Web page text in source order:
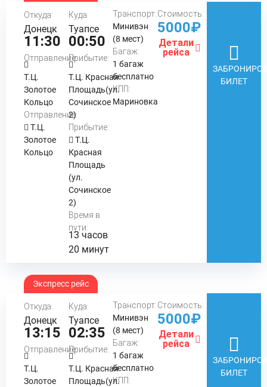
Откуда:
Донецк
11:30
Отправление:
Т.Ц.
Золотое
Кольцо
Отправление:
Т.Ц.
Золотое
Кольцо
Куда:
Туапсе
00:50
Прибытие:
Т.Ц. Красная
Площадь(ул.
Сочинское
2)
Прибытие:
Т.Ц.
Красная
Площадь
(ул.
Сочинское
2)
Время в
пути:
13 часов
20 минут
Транспорт:
Минивэн
(8 мест)
Багаж:
1 багаж
бесплатно
КПП:
Мариновка
Стоимость:
5000₽
Детали
рейса
БИЛЕТ
Экспресс рейс
Откуда:
Донецк
13:15
Отправление:
Т.Ц.
Золотое
Куда:
Туапсе
02:35
Прибытие:
Т.Ц. Красная
Площадь(ул.
Транспорт:
Минивэн
(8 мест)
Багаж:
1 багаж
бесплатно
КПП:
Стоимость:
5000₽
Детали
рейса
БИЛЕТ